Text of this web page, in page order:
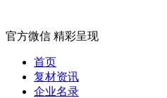
官方微信 精彩呈现
首页
复材资讯
企业名录